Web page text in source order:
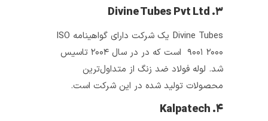
Divine Tubes یک شرکت دارای گواهینامه ISO
۹۰۰۱ ۲۰۰۰ است که در در سال ۲۰۰۴ تاسیس
شد. لوله‌ فولاد ضد زنگ از متداول‌ترین
محصولات تولید شده در این شرکت است.